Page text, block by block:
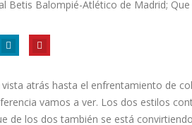
vista atrás hasta el enfrentamiento de
vamos a ver. Los dos estilos
de los dos también se está